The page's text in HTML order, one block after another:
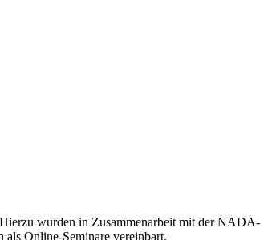
wurden in Zusam­men­ar­beit mit der NADA-
Online-Semi­nare vereinbart.